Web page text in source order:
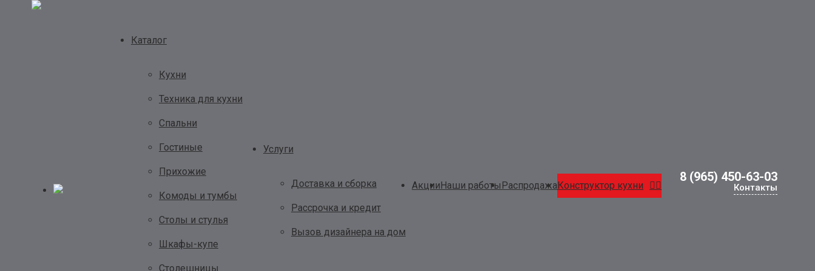
Каталог
Кухни
Техника для кухни
Спальни
Гостиные
Прихожие
Комоды и тумбы
Столы и стулья
Шкафы-купе
Столешницы
Услуги
Доставка и сборка
Рассрочка и кредит
Вызов дизайнера на дом
АкцииНаши работыРаспродажаКонструктор кухни
8 (965) 450-63-03
Контакты